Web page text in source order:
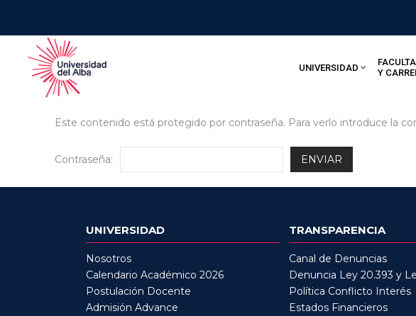
UNIVERSIDAD
Y
Este contenido está protegido por contraseña. Para verlo introduce la
Contraseña:
UNIVERSIDAD
Nosotros
Calendario Académico 2026
Postulación Docente
Admisión Advance
TRANSPARENCIA
Canal de Denuncias
Denuncia Ley 20.393 y
Política Conflicto Interés
Estados Financieros